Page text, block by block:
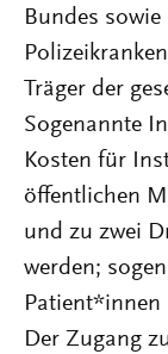
Bundes
Träger der
Sogenannte
Kosten für
öffentlichen
und zu zwei
werden;
Patient*innen
Der Zugang